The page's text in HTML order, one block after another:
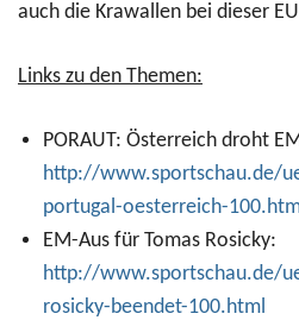
auch die Krawallen bei dieser
Links zu den Themen:
PORAUT: Österreich droht
http://www.sportschau.de/
portugal-oesterreich-
EM-Aus für Tomas Rosicky:
http://www.sportschau.de/
rosicky-beendet-100.html